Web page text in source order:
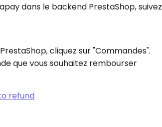
dans le backend PrestaShop, suivez
cliquez sur "Commandes".
que vous souhaitez rembourser